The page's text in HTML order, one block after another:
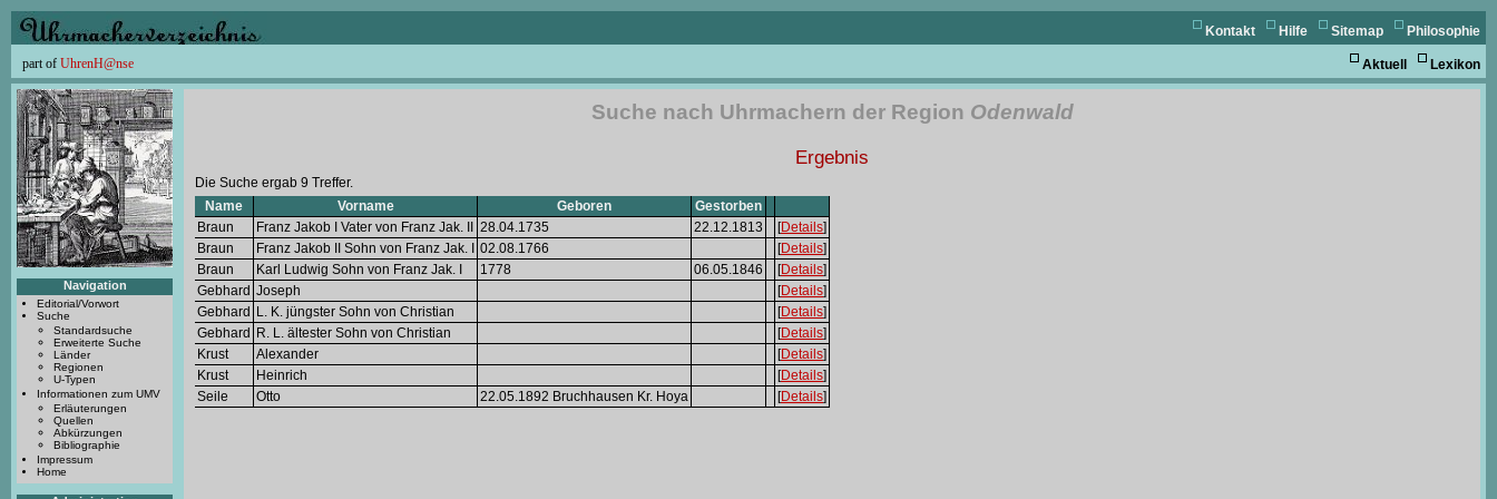
Philosophie
Sitemap
Hilfe
Kontakt
part of UhrenH@nse Lexikon
Aktuell
Navigation
Editorial/Vorwort
Suche
Standardsuche
Erweiterte Suche
Länder
Regionen
U-Typen
Informationen zum UMV
Erläuterungen
Quellen
Abkürzungen
Bibliographie
Impressum
Home
Suche nach Uhrmachern der Region Odenwald
Ergebnis
Die Suche ergab 9 Treffer.
Name
Vorname Geboren
Gestorben
Braun
Franz Jakob I Vater von Franz Jak. II 28.04.1735 22.12.1813 [Details]
Braun
Franz Jakob II Sohn von Franz Jak. I 02.08.1766 [Details]
Braun
Karl Ludwig Sohn von Franz Jak. I 1778 06.05.1846 [Details]
Gebhard Joseph [Details]
Gebhard
L. K. jüngster Sohn von Christian [Details]
Gebhard
R. L. ältester Sohn von Christian [Details]
Krust
Alexander [Details]
Krust
Heinrich [Details]
Seile
Otto 22.05.1892 Bruchhausen Kr. Hoya [Details]